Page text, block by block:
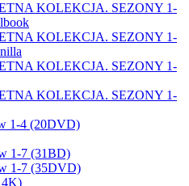
KOLEKCJA. SEZONY 1-
KOLEKCJA. SEZONY 1-
KOLEKCJA. SEZONY 1-
KOLEKCJA. SEZONY 1-
1-4 (20DVD)
1-7 (31BD)
1-7 (35DVD)
4K)